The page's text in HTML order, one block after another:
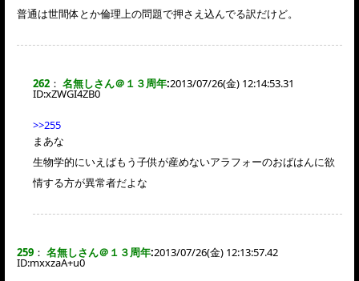
普通は世間体とか倫理上の問題で押さえ込んでる訳だけど。
262 ： 名無しさん＠１３周年:2013/07/26(金) 12:14:53.31
ID:xZWGI4ZB0
>>255
まあな
生物学的にいえばもう子供が産めないアラフォーのおばはんに欲
情する方が異常者だよな
259 ： 名無しさん＠１３周年:2013/07/26(金) 12:13:57.42
ID:mxxzaA+u0